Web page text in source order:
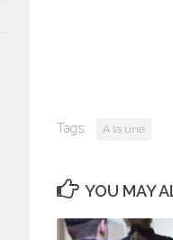
Tags: A la une
YOU MAY